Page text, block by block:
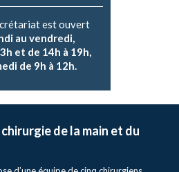
est ouvert
au vendredi,
et de 14h à 19h,
de 9h à 12h.
de la main et du